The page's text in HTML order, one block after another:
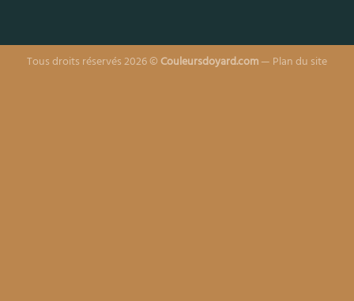
Tous droits réservés 2026 © Couleursdoyard.com — Plan du site